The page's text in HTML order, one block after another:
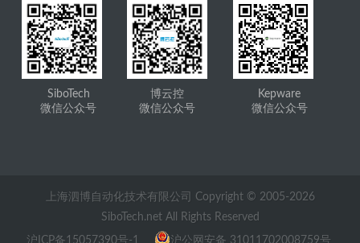
SiboTech
微信公众号
博云控
微信公众号
Kepware
微信公众号
上海泗博自动化技术有限公司 Copyright © 2005-2026
SiboTech.net All Rights Reserved
沪ICP备15057390号-1 沪公网安备 31011702008759号